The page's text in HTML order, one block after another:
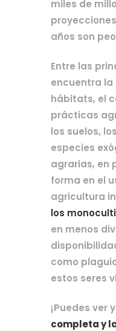
miles de
años son
Entre las
encuentra
hábitats, el
prácticas
los suelos,
especies
agrarias, en
forma en el
agricultura
los
en menos
como
estos seres
¡Puedes ver
completa y